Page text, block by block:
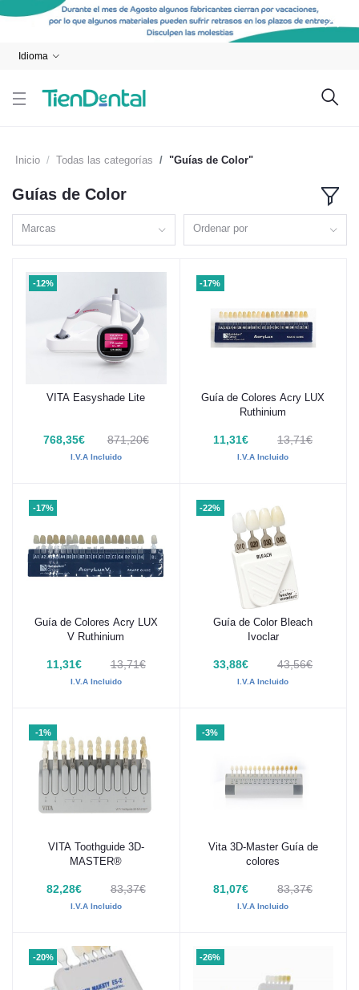
Idioma
Inicio Todas las categorías "Guías de Color"
Guías de Color
Marcas Ordenar por
-12%
Añadir al carrito
VITA Easyshade Lite
768,35€ 871,20€
I.V.A Incluido
-17%
Añadir al carrito
Guía de Colores Acry LUX
Ruthinium
11,31€ 13,71€
I.V.A Incluido
-17%
Añadir al carrito
Guía de Colores Acry LUX
V Ruthinium
11,31€ 13,71€
I.V.A Incluido
-22%
Añadir al carrito
Guía de Color Bleach
Ivoclar
33,88€ 43,56€
I.V.A Incluido
-1%
Añadir al carrito
VITA Toothguide 3D-
MASTER®
82,28€ 83,37€
I.V.A Incluido
-3%
Añadir al carrito
Vita 3D-Master Guía de
colores
81,07€ 83,37€
I.V.A Incluido
-20% -26%